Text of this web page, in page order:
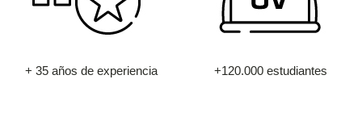
+ 35 años de experiencia +120.000 estudiantes